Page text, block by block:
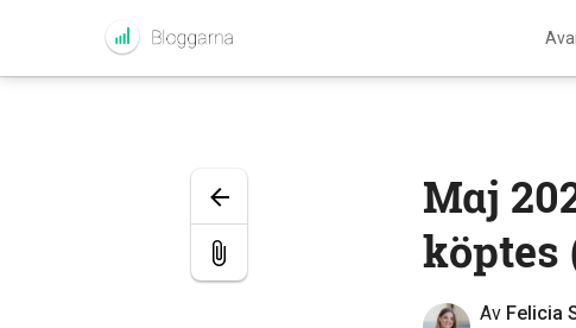
Maj
köptes
Av Felicia